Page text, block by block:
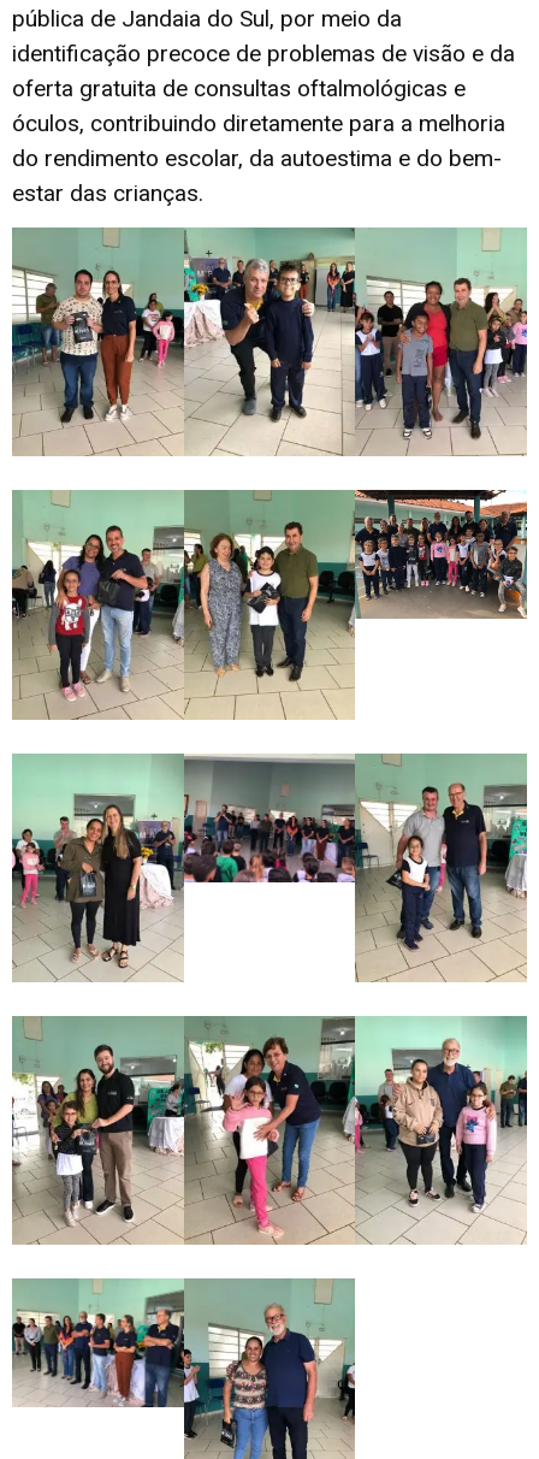
pública de Jandaia do Sul, por meio da
identificação precoce de problemas de visão e da
oferta gratuita de consultas oftalmológicas e
óculos, contribuindo diretamente para a melhoria
do rendimento escolar, da autoestima e do bem-
estar das crianças.